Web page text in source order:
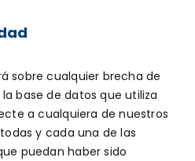
sobre cualquier brecha de
base de datos que utiliza
a cualquiera de nuestros
y cada una de las
puedan haber sido